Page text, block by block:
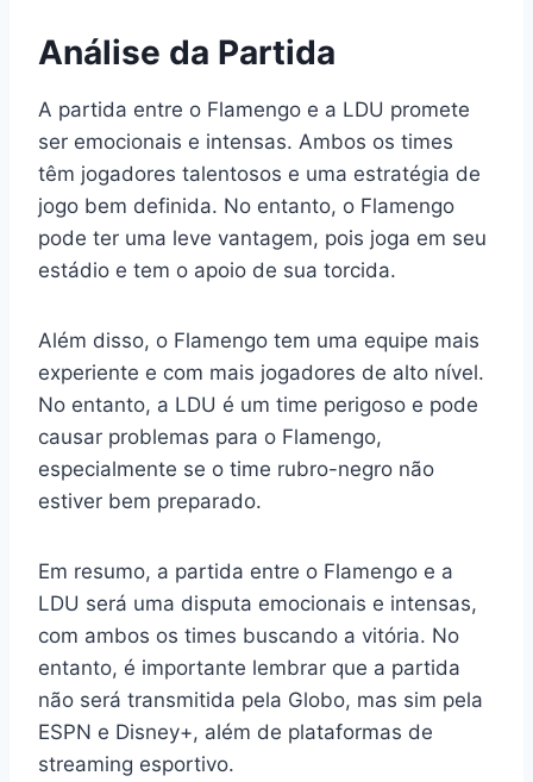
Análise da Partida
A partida entre o Flamengo e a LDU promete
ser emocionais e intensas. Ambos os times
têm jogadores talentosos e uma estratégia de
jogo bem definida. No entanto, o Flamengo
pode ter uma leve vantagem, pois joga em seu
estádio e tem o apoio de sua torcida.
Além disso, o Flamengo tem uma equipe mais
experiente e com mais jogadores de alto nível.
No entanto, a LDU é um time perigoso e pode
causar problemas para o Flamengo,
especialmente se o time rubro-negro não
estiver bem preparado.
Em resumo, a partida entre o Flamengo e a
LDU será uma disputa emocionais e intensas,
com ambos os times buscando a vitória. No
entanto, é importante lembrar que a partida
não será transmitida pela Globo, mas sim pela
ESPN e Disney+, além de plataformas de
streaming esportivo.